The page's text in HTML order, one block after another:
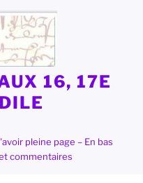
16, 17E
pleine page – En bas
commentaires